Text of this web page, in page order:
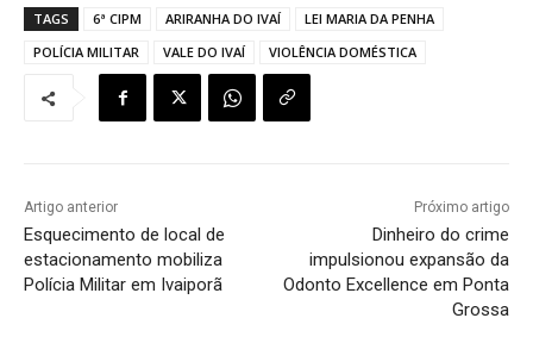
TAGS 6ª CIPM ARIRANHA DO IVAÍ
LEI MARIA DA PENHA
POLÍCIA MILITAR
VALE DO IVAÍ VIOLÊNCIA DOMÉSTICA
Artigo anterior
Esquecimento de local de
estacionamento mobiliza
Polícia Militar em Ivaiporã
Próximo artigo
Dinheiro do crime
impulsionou expansão da
Odonto Excellence em Ponta
Grossa